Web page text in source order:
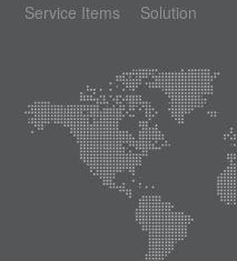
Service Items Solution